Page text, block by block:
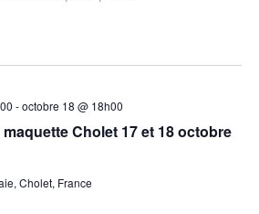
Cholet 17 et 18 octobre
-octobre 18 @ 18h00
Cholet, France